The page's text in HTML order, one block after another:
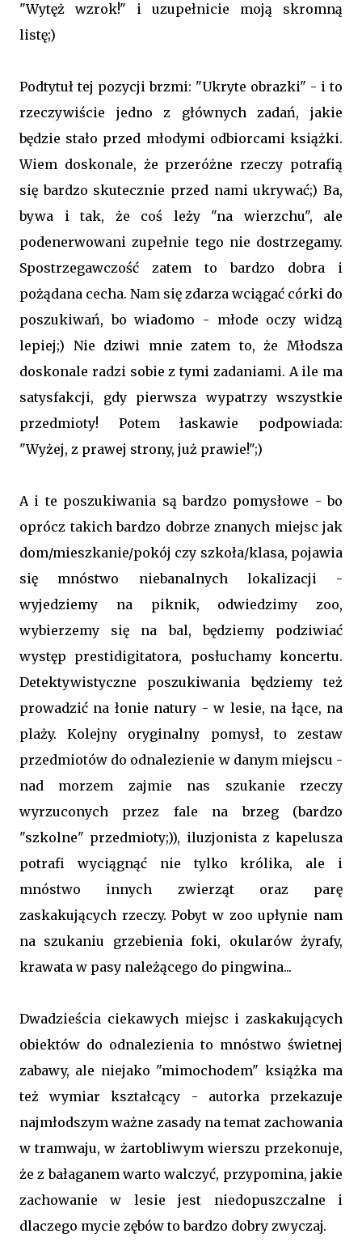
"Wytęż wzrok!" i uzupełnicie moją skromną
listę;)
Podtytuł tej pozycji brzmi: "Ukryte obrazki" - i to
rzeczywiście jedno z głównych zadań, jakie
będzie stało przed młodymi odbiorcami książki.
Wiem doskonale, że przeróżne rzeczy potrafią
się bardzo skutecznie przed nami ukrywać;) Ba,
bywa i tak, że coś leży "na wierzchu", ale
podenerwowani zupełnie tego nie dostrzegamy.
Spostrzegawczość zatem to bardzo dobra i
pożądana cecha. Nam się zdarza wciągać córki do
poszukiwań, bo wiadomo - młode oczy widzą
lepiej;) Nie dziwi mnie zatem to, że Młodsza
doskonale radzi sobie z tymi zadaniami. A ile ma
satysfakcji, gdy pierwsza wypatrzy wszystkie
przedmioty! Potem łaskawie podpowiada:
"Wyżej, z prawej strony, już prawie!";)
A i te poszukiwania są bardzo pomysłowe - bo
oprócz takich bardzo dobrze znanych miejsc jak
dom/mieszkanie/pokój czy szkoła/klasa, pojawia
się mnóstwo niebanalnych lokalizacji -
wyjedziemy na piknik, odwiedzimy zoo,
wybierzemy się na bal, będziemy podziwiać
występ prestidigitatora, posłuchamy koncertu.
Detektywistyczne poszukiwania będziemy też
prowadzić na łonie natury - w lesie, na łące, na
plaży. Kolejny oryginalny pomysł, to zestaw
przedmiotów do odnalezienie w danym miejscu -
nad morzem zajmie nas szukanie rzeczy
wyrzuconych przez fale na brzeg (bardzo
"szkolne" przedmioty;)), iluzjonista z kapelusza
potrafi wyciągnąć nie tylko królika, ale i
mnóstwo innych zwierząt oraz parę
zaskakujących rzeczy. Pobyt w zoo upłynie nam
na szukaniu grzebienia foki, okularów żyrafy,
krawata w pasy należącego do pingwina...
Dwadzieścia ciekawych miejsc i zaskakujących
obiektów do odnalezienia to mnóstwo świetnej
zabawy, ale niejako "mimochodem" książka ma
też wymiar kształcący - autorka przekazuje
najmłodszym ważne zasady na temat zachowania
w tramwaju, w żartobliwym wierszu przekonuje,
że z bałaganem warto walczyć, przypomina, jakie
zachowanie w lesie jest niedopuszczalne i
dlaczego mycie zębów to bardzo dobry zwyczaj.